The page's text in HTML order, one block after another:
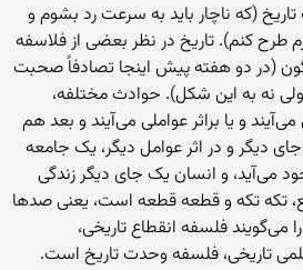
(که ناچار باید به سرعت رد بشوم و
طرح کنم). تاریخ در نظر بعضی از فلاسفه
(در دو هفته پیش اینجا تصادفاً صحبت
ولی نه به این شکل). حوادث مختلفه،
و یا براثر عواملی می‌آیند و بعد هم
دیگر و در اثر عوامل دیگر، یک جامعه
می‌آید، و انسان یک جای دیگر زندگی
تکه تکه و قطعه قطعه است، یعنی صدها
می‌گویند فلسفه انقطاع تاریخی،
تاریخی، فلسفه وحدت تاریخ است.